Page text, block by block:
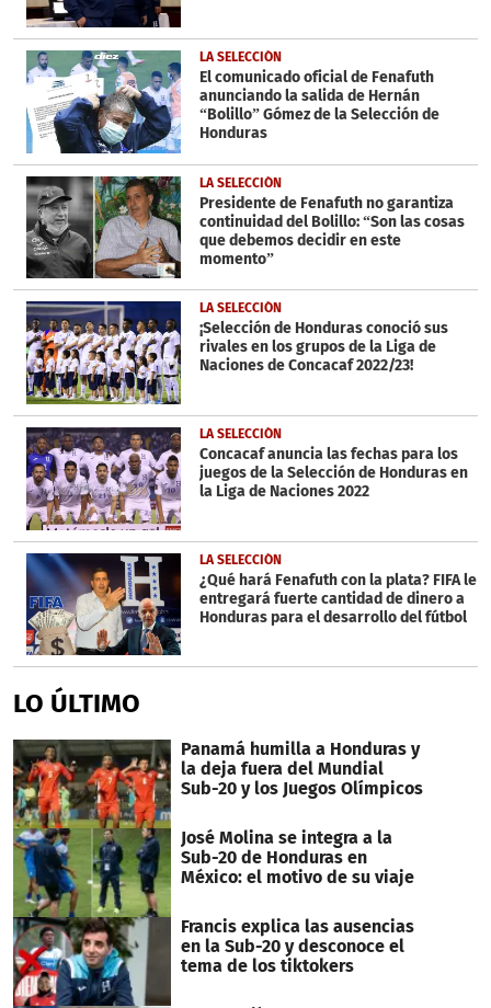
LA SELECCIÓN
El comunicado oficial de Fenafuth
anunciando la salida de Hernán
“Bolillo” Gómez de la Selección de
Honduras
LA SELECCIÓN
Presidente de Fenafuth no garantiza
continuidad del Bolillo: “Son las cosas
que debemos decidir en este
momento”
LA SELECCIÓN
¡Selección de Honduras conoció sus
rivales en los grupos de la Liga de
Naciones de Concacaf 2022/23!
LA SELECCIÓN
Concacaf anuncia las fechas para los
juegos de la Selección de Honduras en
la Liga de Naciones 2022
LA SELECCIÓN
¿Qué hará Fenafuth con la plata? FIFA le
entregará fuerte cantidad de dinero a
Honduras para el desarrollo del fútbol
LO ÚLTIMO
Panamá humilla a Honduras y
la deja fuera del Mundial
Sub-20 y los Juegos Olímpicos
José Molina se integra a la
Sub-20 de Honduras en
México: el motivo de su viaje
Francis explica las ausencias
en la Sub-20 y desconoce el
tema de los tiktokers